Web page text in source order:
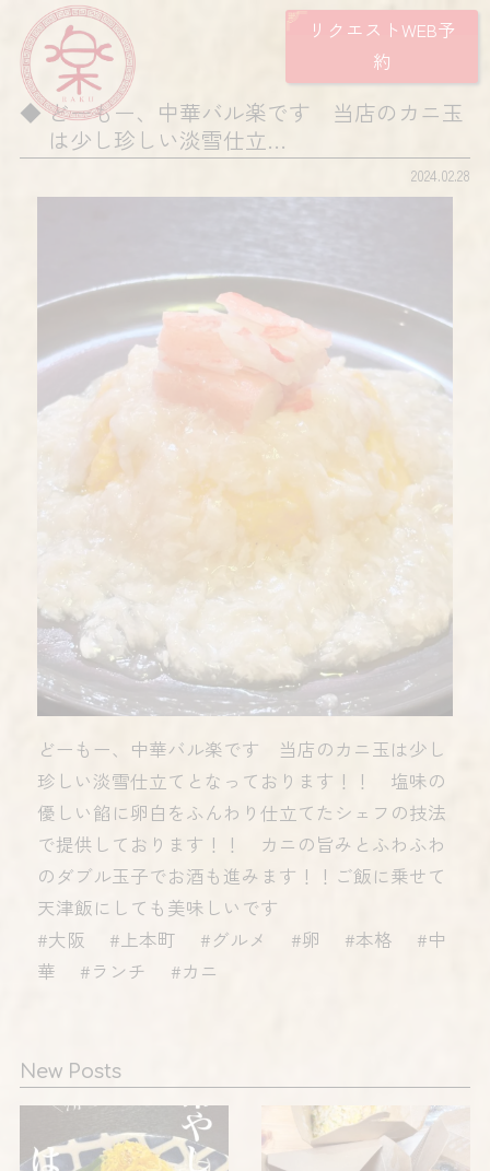
リクエストWEB予
約
どーもー、中華バル楽です 当店のカニ玉
は少し珍しい淡雪仕立…
2024.02.28
どーもー、中華バル楽です 当店のカニ玉は少し
珍しい淡雪仕立てとなっております！！ 塩味の
優しい餡に卵白をふんわり仕立てたシェフの技法
で提供しております！！ カニの旨みとふわふわ
のダブル玉子でお酒も進みます！！ご飯に乗せて
天津飯にしても美味しいです
#大阪 #上本町 #グルメ #卵 #本格 #中
華 #ランチ #カニ
New Posts